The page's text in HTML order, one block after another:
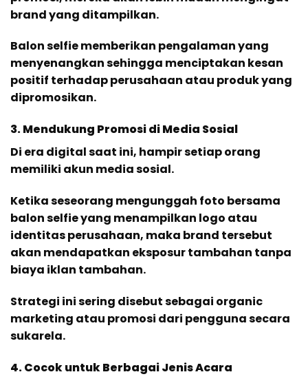
brand yang ditampilkan.
Balon selfie memberikan pengalaman yang
menyenangkan sehingga menciptakan kesan
positif terhadap perusahaan atau produk yang
dipromosikan.
3. Mendukung Promosi di Media Sosial
Di era digital saat ini, hampir setiap orang
memiliki akun media sosial.
Ketika seseorang mengunggah foto bersama
balon selfie yang menampilkan logo atau
identitas perusahaan, maka brand tersebut
akan mendapatkan eksposur tambahan tanpa
biaya iklan tambahan.
Strategi ini sering disebut sebagai organic
marketing atau promosi dari pengguna secara
sukarela.
4. Cocok untuk Berbagai Jenis Acara